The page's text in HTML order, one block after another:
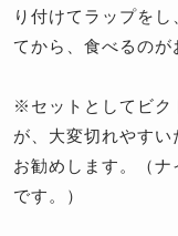
り付けてラップを
てから、食べるのが
※セットとしてビク
が、大変切れやす
お勧めします。（
です。）